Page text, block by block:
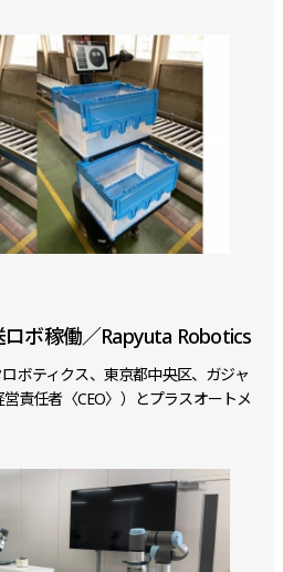
ボ稼働／Rapyuta Robotics
ボティクス、東京都中央区、ガジャ
責任者〈CEO〉）とプラスオートメ